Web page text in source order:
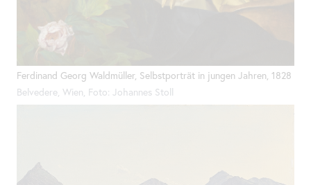
Ferdinand Georg Waldmüller, Selbstporträt in jungen Jahren, 1828
Belvedere, Wien, Foto: Johannes Stoll